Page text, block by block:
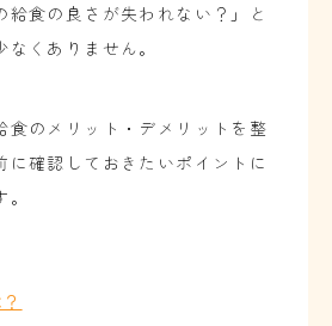
給食の良さが失われない？」と
くありません。
食のメリット・デメリットを整
に確認しておきたいポイントに